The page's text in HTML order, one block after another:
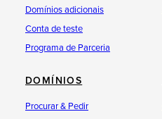
Domínios adicionais
Conta de teste
Programa de Parceria
DOMÍNIOS
Procurar & Pedir